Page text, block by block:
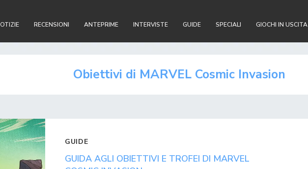
RECENSIONI ANTEPRIME INTERVISTE GUIDE SPECIALI GIOCHI IN USCITA
Obiettivi di MARVEL Cosmic Invasion
GUIDE
GUIDA AGLI OBIETTIVI E TROFEI DI MARVEL